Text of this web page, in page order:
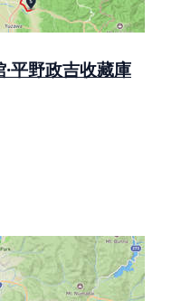
平野政吉收藏庫